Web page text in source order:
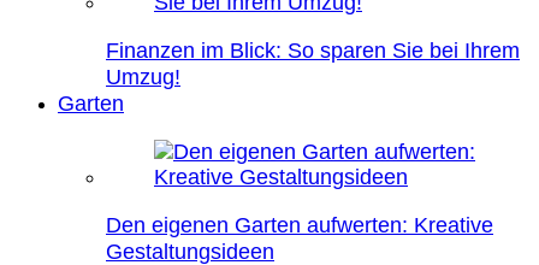
Finanzen im Blick: So sparen Sie bei Ihrem
Umzug!
Garten
Den eigenen Garten aufwerten: Kreative
Gestaltungsideen